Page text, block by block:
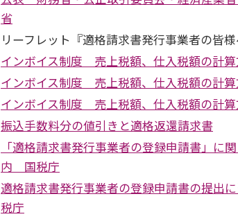
省
リーフレット『適格請求書発⾏事業者の皆
インボイス制度 売上税額、仕入税額の計算
インボイス制度 売上税額、仕入税額の計
インボイス制度 売上税額、仕入税額の計
振込手数料分の値引きと適格返還請求書
「適格請求書発行事業者の登録申請書」に
内 国税庁
適格請求書発行事業者の登録申請書の提出
税庁